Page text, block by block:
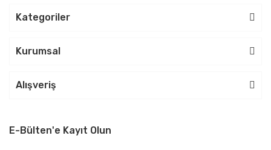
Kategoriler
Kurumsal
Alışveriş
E-Bülten'e Kayıt Olun